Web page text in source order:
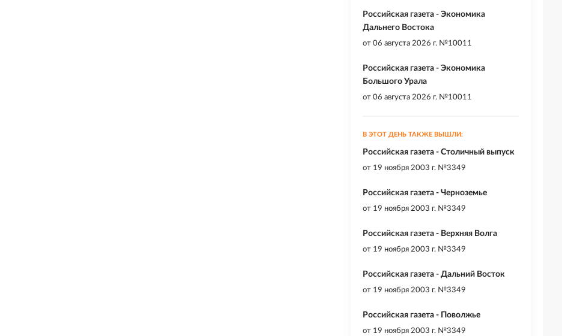
Российская газета - Экономика
Дальнего Востока
от 06 августа 2026 г. №10011
Российская газета - Экономика
Большого Урала
от 06 августа 2026 г. №10011
В ЭТОТ ДЕНЬ ТАКЖЕ ВЫШЛИ:
Российская газета - Столичный выпуск
от 19 ноября 2003 г. №3349
Российская газета - Черноземье
от 19 ноября 2003 г. №3349
Российская газета - Верхняя Волга
от 19 ноября 2003 г. №3349
Российская газета - Дальний Восток
от 19 ноября 2003 г. №3349
Российская газета - Поволжье
от 19 ноября 2003 г. №3349